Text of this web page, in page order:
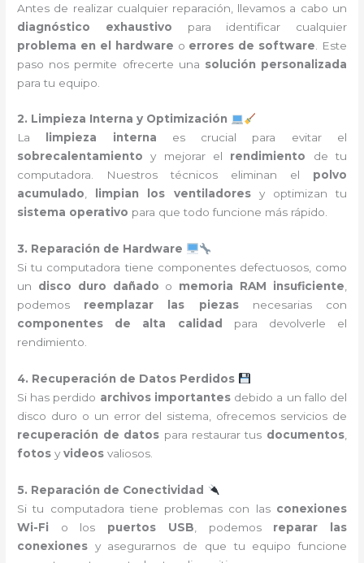
Antes de realizar cualquier reparación, llevamos a cabo un
diagnóstico exhaustivo para identificar cualquier
problema en el hardware o errores de software . Este
paso nos permite ofrecerte una solución personalizada
para tu equipo.
2. Limpieza Interna y Optimización
La
limpieza interna es crucial para evitar el
sobrecalentamiento y mejorar el rendimiento de tu
computadora. Nuestros técnicos eliminan el polvo
acumulado, limpian los ventiladoresy optimizan tu
sistema operativo para que todo funcione más rápido.
3. Reparación de Hardware
Si tu computadora tiene componentes defectuosos, como
un disco duro dañado o memoria RAM insuficiente,
podemos reemplazar las piezasnecesarias con
componentes de alta calidad
para devolverle el
rendimiento.
4. Recuperación de Datos Perdidos
Si has perdido archivos importantesdebido a un fallo del
disco duro o un error del sistema, ofrecemos servicios de
recuperación de datos para restaurar tus documentos,
fotos yvideos valiosos.
5. Reparación de Conectividad
Si tu computadora tiene problemas con las conexiones
Wi-Fi o los puertos USB , podemos reparar las
conexiones y asegurarnos de que tu equipo funcione